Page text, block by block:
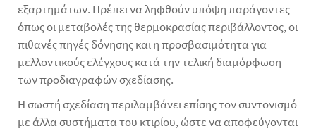
εξαρτημάτων. Πρέπει να ληφθούν υπόψη παράγοντες
όπως οι μεταβολές της θερμοκρασίας περιβάλλοντος, οι
πιθανές πηγές δόνησης και η προσβασιμότητα για
μελλοντικούς ελέγχους κατά την τελική διαμόρφωση
των προδιαγραφών σχεδίασης.
Η σωστή σχεδίαση περιλαμβάνει επίσης τον συντονισμό
με άλλα συστήματα του κτιρίου, ώστε να αποφεύγονται